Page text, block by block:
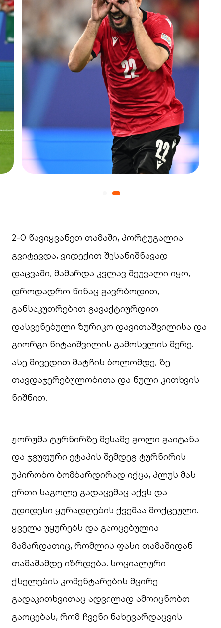
2-0 წავიყვანეთ თამაში, პორტუგალია
გვიტევდა, ვიდექით შესანიშნავად
დაცვაში, მამარდა კვლავ შეუვალი იყო,
დროდადრო წინაც გავრბოდით,
განსაკუთრებით გავაქტიურდით
დასვენებული ზურიკო დავითაშვილისა და
გიორგი წიტაიშვილის გამოსვლის მერე.
ასე მივედით მატჩის ბოლომდე, ზე
თავდაჯერებულობითა და ნული კითხვის
ნიშნით.
ჟორჟმა ტურნირზე მესამე გოლი გაიტანა
და ჯგუფური ეტაპის შემდეგ ტურნირის
უპირობო ბომბარდირად იქცა, პლუს მას
ერთი საგოლე გადაცემაც აქვს და
უდიდესი ყურადღების ქვეშაა მოქცეული.
ყველა უყურებს და გაოცებულია
მამარდათიც, რომლის ფასი თამაშიდან
თამაშამდე იზრდება. სოციალური
ქსელების კომენტარების მცირე
გადაკითხვითაც ადვილად ამოიცნობთ
გაოცებას, რომ ჩვენი ნახევარდაცვის